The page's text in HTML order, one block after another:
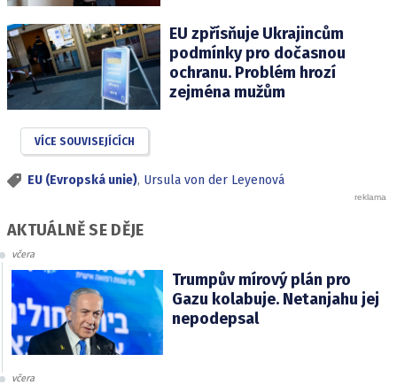
EU zpřísňuje Ukrajincům
podmínky pro dočasnou
ochranu. Problém hrozí
zejména mužům
VÍCE SOUVISEJÍCÍCH
EU (Evropská unie), Ursula von der Leyenová
AKTUÁLNĚ SE DĚJE
včera
Trumpův mírový plán pro
Gazu kolabuje. Netanjahu jej
nepodepsal
včera